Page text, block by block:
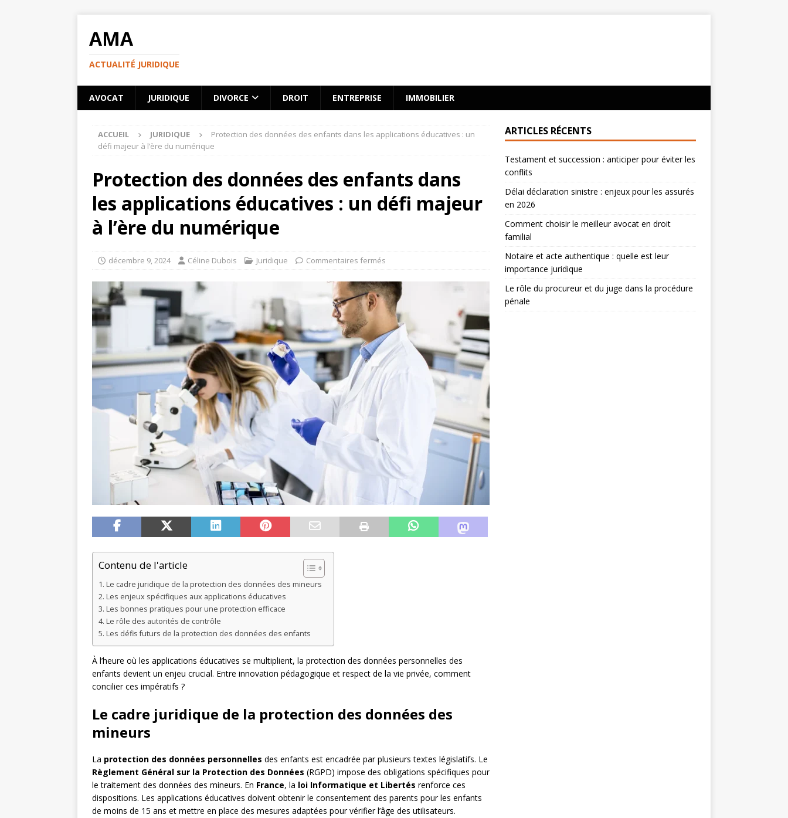
AMA
ACTUALITÉ JURIDIQUE
AVOCAT JURIDIQUE DIVORCE DROIT ENTREPRISE IMMOBILIER
ACCUEIL JURIDIQUE
Protection des données des enfants dans les applications éducatives : un
défi majeur à l’ère du numérique
Protection des données des enfants dans
les applications éducatives : un défi majeur
à l’ère du numérique
décembre 9, 2024 Céline Dubois Juridique Commentaires fermés
Contenu de l'article
Le cadre juridique de la protection des données des mineurs
Les enjeux spécifiques aux applications éducatives
Les bonnes pratiques pour une protection efficace
Le rôle des autorités de contrôle
Les défis futurs de la protection des données des enfants
À l’heure où les applications éducatives se multiplient, la protection des données personnelles des
enfants devient un enjeu crucial. Entre innovation pédagogique et respect de la vie privée, comment
concilier ces impératifs ?
Le cadre juridique de la protection des données des
mineurs
La protection des données personnelles des enfants est encadrée par plusieurs textes législatifs. Le
Règlement Général sur la Protection des Données (RGPD) impose des obligations spécifiques pour
le traitement des données des mineurs. En France, la loi Informatique et Libertés renforce ces
dispositions. Les applications éducatives doivent obtenir le consentement des parents pour les enfants
de moins de 15 ans et mettre en place des mesures adaptées pour vérifier l’âge des utilisateurs.
ARTICLES RÉCENTS
Testament et succession : anticiper pour éviter les
conflits
Délai déclaration sinistre : enjeux pour les assurés
en 2026
Comment choisir le meilleur avocat en droit
familial
Notaire et acte authentique : quelle est leur
importance juridique
Le rôle du procureur et du juge dans la procédure
pénale